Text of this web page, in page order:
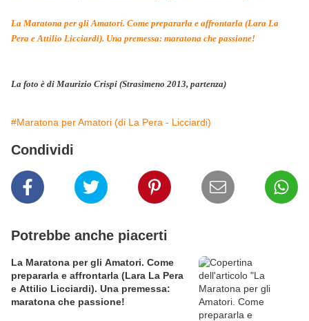
La Maratona per gli Amatori. Come prepararla e affrontarla (Lara La
Pera e Attilio Licciardi). Una premessa: maratona che passione!
La foto è di Maurizio Crispi (Strasimeno 2013, partenza)
#Maratona per Amatori (di La Pera - Licciardi)
Condividi
Potrebbe anche piacerti
La Maratona per gli Amatori. Come
prepararla e affrontarla (Lara La Pera
e Attilio Licciardi). Una premessa:
maratona che passione!